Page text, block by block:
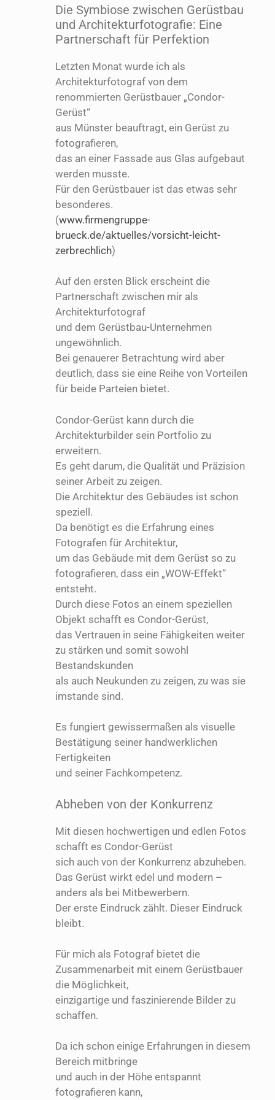
Die Symbiose zwischen Gerüstbau
und Architekturfotografie: Eine
Partnerschaft für Perfektion
Letzten Monat wurde ich als
Architekturfotograf von dem
renommierten Gerüstbauer „Condor-
Gerüst“
aus Münster beauftragt, ein Gerüst zu
fotografieren,
das an einer Fassade aus Glas aufgebaut
werden musste.
Für den Gerüstbauer ist das etwas sehr
besonderes.
(www.firmengruppe-
brueck.de/aktuelles/vorsicht-leicht-
zerbrechlich)
Auf den ersten Blick erscheint die
Partnerschaft zwischen mir als
Architekturfotograf
und dem Gerüstbau-Unternehmen
ungewöhnlich.
Bei genauerer Betrachtung wird aber
deutlich, dass sie eine Reihe von Vorteilen
für beide Parteien bietet.
Condor-Gerüst kann durch die
Architekturbilder sein Portfolio zu
erweitern.
Es geht darum, die Qualität und Präzision
seiner Arbeit zu zeigen.
Die Architektur des Gebäudes ist schon
speziell.
Da benötigt es die Erfahrung eines
Fotografen für Architektur,
um das Gebäude mit dem Gerüst so zu
fotografieren, dass ein „WOW-Effekt“
entsteht.
Durch diese Fotos an einem speziellen
Objekt schafft es Condor-Gerüst,
das Vertrauen in seine Fähigkeiten weiter
zu stärken und somit sowohl
Bestandskunden
als auch Neukunden zu zeigen, zu was sie
imstande sind.
Es fungiert gewissermaßen als visuelle
Bestätigung seiner handwerklichen
Fertigkeiten
und seiner Fachkompetenz.
Abheben von der Konkurrenz
Mit diesen hochwertigen und edlen Fotos
schafft es Condor-Gerüst
sich auch von der Konkurrenz abzuheben.
Das Gerüst wirkt edel und modern –
anders als bei Mitbewerbern.
Der erste Eindruck zählt. Dieser Eindruck
bleibt.
Für mich als Fotograf bietet die
Zusammenarbeit mit einem Gerüstbauer
die Möglichkeit,
einzigartige und faszinierende Bilder zu
schaffen.
Da ich schon einige Erfahrungen in diesem
Bereich mitbringe
und auch in der Höhe entspannt
fotografieren kann,